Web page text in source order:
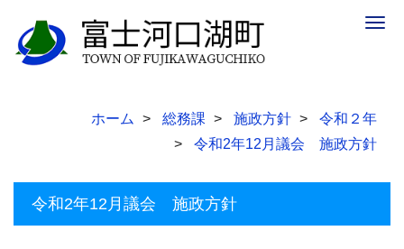
ホーム 総務課 施政方針
令和２年
令和2年12月議会 施政方針
令和2年12月議会 施政方針